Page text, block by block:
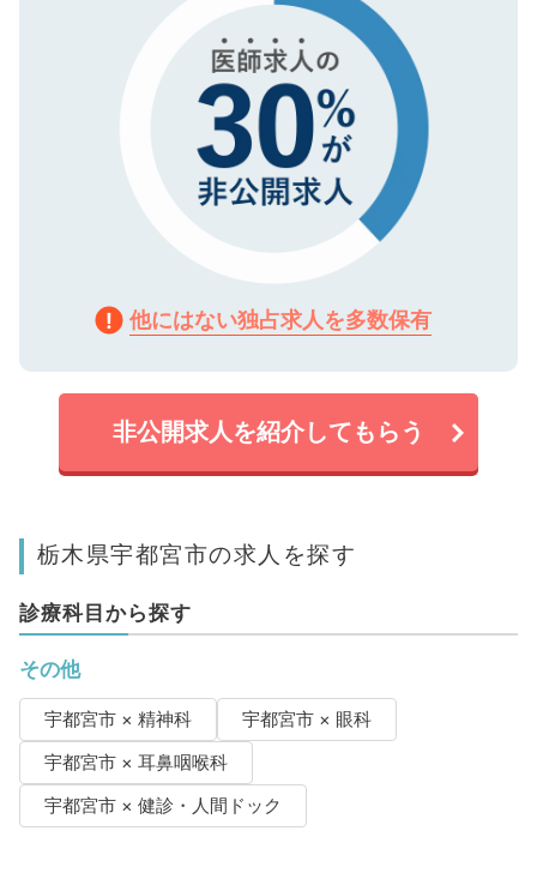
他にはない独占求人を多数保有
非公開求人を紹介してもらう
栃木県宇都宮市の求人を探す
診療科目から探す
その他
宇都宮市 × 精神科
宇都宮市 × 眼科
宇都宮市 × 耳鼻咽喉科
宇都宮市 × 健診・人間ドック